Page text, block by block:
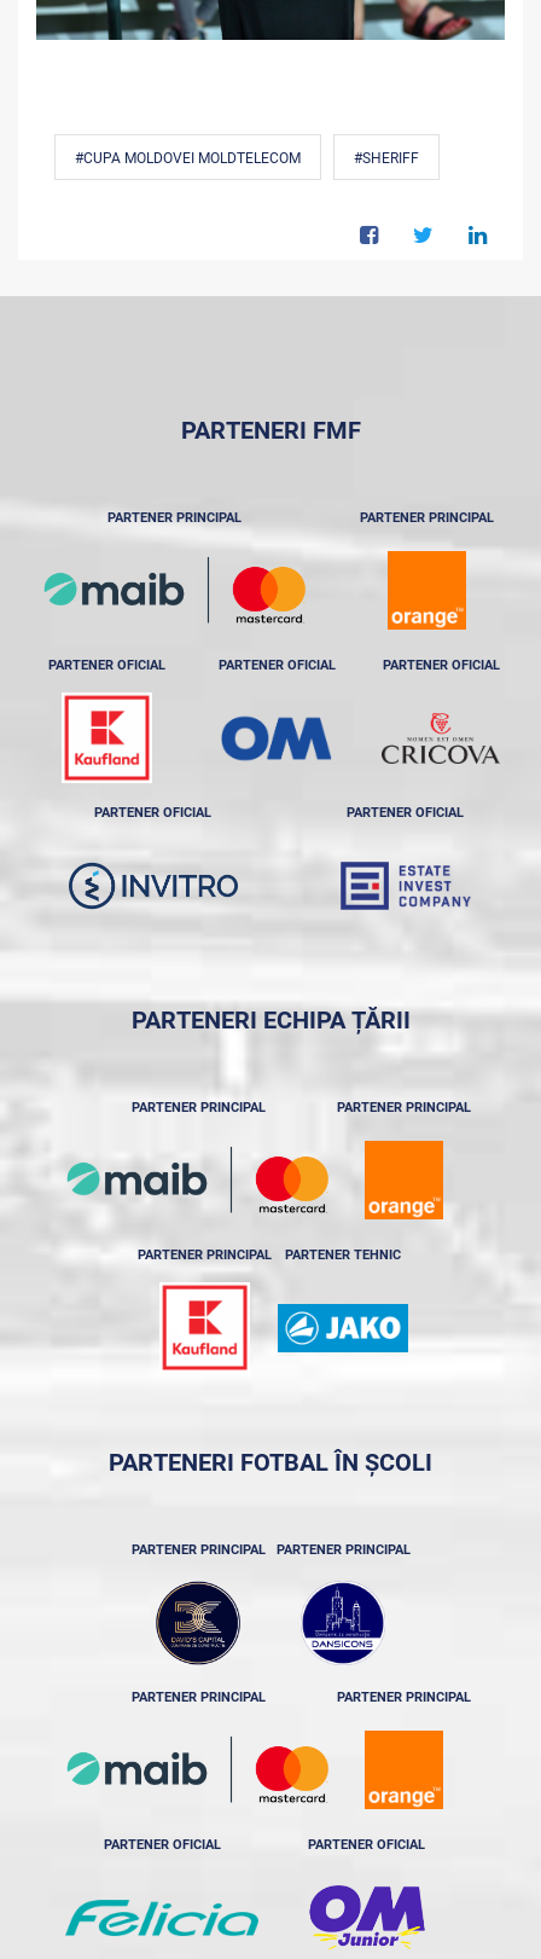
#CUPA MOLDOVEI MOLDTELECOM #SHERIFF
PARTENERI FMF
PARTENER PRINCIPAL PARTENER PRINCIPAL
PARTENER OFICIAL PARTENER OFICIAL PARTENER OFICIAL
PARTENER OFICIAL PARTENER OFICIAL
PARTENERI ECHIPA ȚĂRII
PARTENER PRINCIPAL PARTENER PRINCIPAL
PARTENER PRINCIPAL PARTENER TEHNIC
PARTENERI FOTBAL ÎN ȘCOLI
PARTENER PRINCIPAL PARTENER PRINCIPAL
PARTENER PRINCIPAL PARTENER PRINCIPAL
PARTENER OFICIAL PARTENER OFICIAL